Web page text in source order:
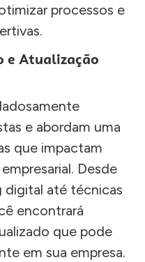
processos e
e Atualização
e abordam uma
que impactam
Desde
digital até técnicas
encontrará
que pode
em sua empresa.